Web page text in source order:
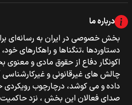
درباره ما
بخش خصوصی‌‌ در ایران به رسانه‌ای
دستاوردها ،تنگناها و راهکارهای
اکونگار دفاع از حقوق مادی و
چالش های غیرقانونی و غیرکارشناسی
داده و می کوشد، درچارچوب رویکردی
صدای فعالان این بخش ، نزد حاکمیت